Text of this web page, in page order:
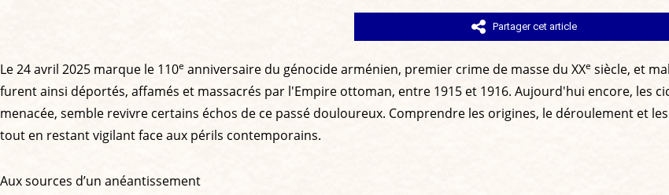
Partager cet article
​Le 24 avril 2025 marque le 110e anniversaire du génocide arménien, premier crime de masse du XXe siècle, et
furent ainsi déportés, affamés et massacrés par l'Empire ottoman, entre 1915 et 1916. Aujourd'hui encore, les
menacée, semble revivre certains échos de ce passé douloureux. Comprendre les origines, le déroulement et
tout en restant vigilant face aux périls contemporains.
Aux sources d’un anéantissement